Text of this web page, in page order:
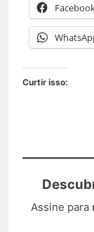
Curtir isso:
Assine para